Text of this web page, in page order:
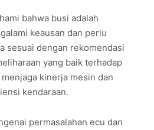
bahwa busi adalah
keausan dan perlu
sesuai dengan rekomendasi
yang baik terhadap
kinerja mesin dan
kendaraan.
permasalahan ecu dan